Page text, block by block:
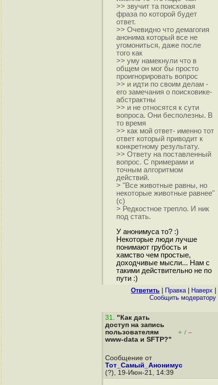
>> звучит та поисковая
фраза по которой будет
ответ.
>> Очевидно что демагогия
анонима который все не
угомониться, даже после
того как
>> уму намекнули что в
общем он мог бы просто
проигнорировать вопрос
>> и идти по своим делам -
его замечания о поисковике-
абстрактны
>> и не относятся к сути
вопроса. Они бесполезны. В
то время
>> как мой ответ- именно тот
ответ который приводит к
конкретному результату.
>> Ответу на поставленный
вопрос. С примерами и
точным алгоритмом
действий.
> "Все животные равны, но
некоторые животные равнее"
(с)
> Редкостное трепло. И ник
под стать.
У анонимуса то? :)
Некоторые люди лучше
понимают грубость и
хамство чем простые,
доходчивые мысли... Нам с
такими действительно не по
пути :)
Ответить Правка| Наверх
Cообщить модератору
31. "Как дать
доступ на запись
пользователям
www-data и SFTP?"
+ / –
Сообщение от
Тот_Самый_Анонимус
(?), 19-Июн-21, 14:39